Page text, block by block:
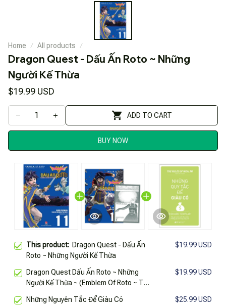
Home All products
Dragon Quest - Dấu Ấn Roto ~ Những
Người Kế Thừa
$19.99 USD
ADD TO CART
BUY NOW
This product: Dragon Quest - Dấu Ấn
Roto ~ Những Người Kế Thừa
$19.99 USD
Dragon Quest Dấu Ấn Roto ~ Những
Người Kế Thừa ~ (Emblem Of Roto ~ To
The Children Who Inherit The Emblem
~) Tập 19 [Tặng Kèm Postcard]
$19.99 USD
Những Nguyên Tắc Để Giàu Có $25.99 USD